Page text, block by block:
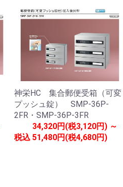
神栄HC 集合郵便受箱（可変
プッシュ錠） SMP-36P-
2FR・SMP-36P-3FR
税込
34,320円(税3,120円) ～
51,480円(税4,680円)